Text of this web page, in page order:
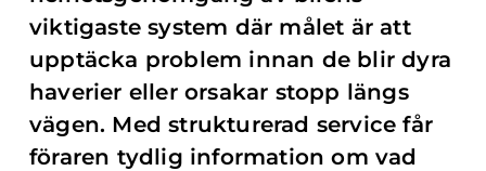
viktigaste system där målet är att
upptäcka problem innan de blir dyra
haverier eller orsakar stopp längs
vägen. Med strukturerad service får
föraren tydlig information om vad